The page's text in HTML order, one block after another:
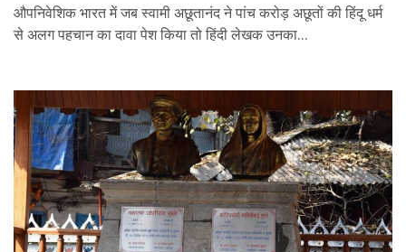
औपनिवेशिक भारत में जब स्वामी अछूतानंद ने पांच करोड़ अछूतों की हिंदू धर्म
से अलग पहचान का दावा पेश किया तो हिंदी लेखक उनका...